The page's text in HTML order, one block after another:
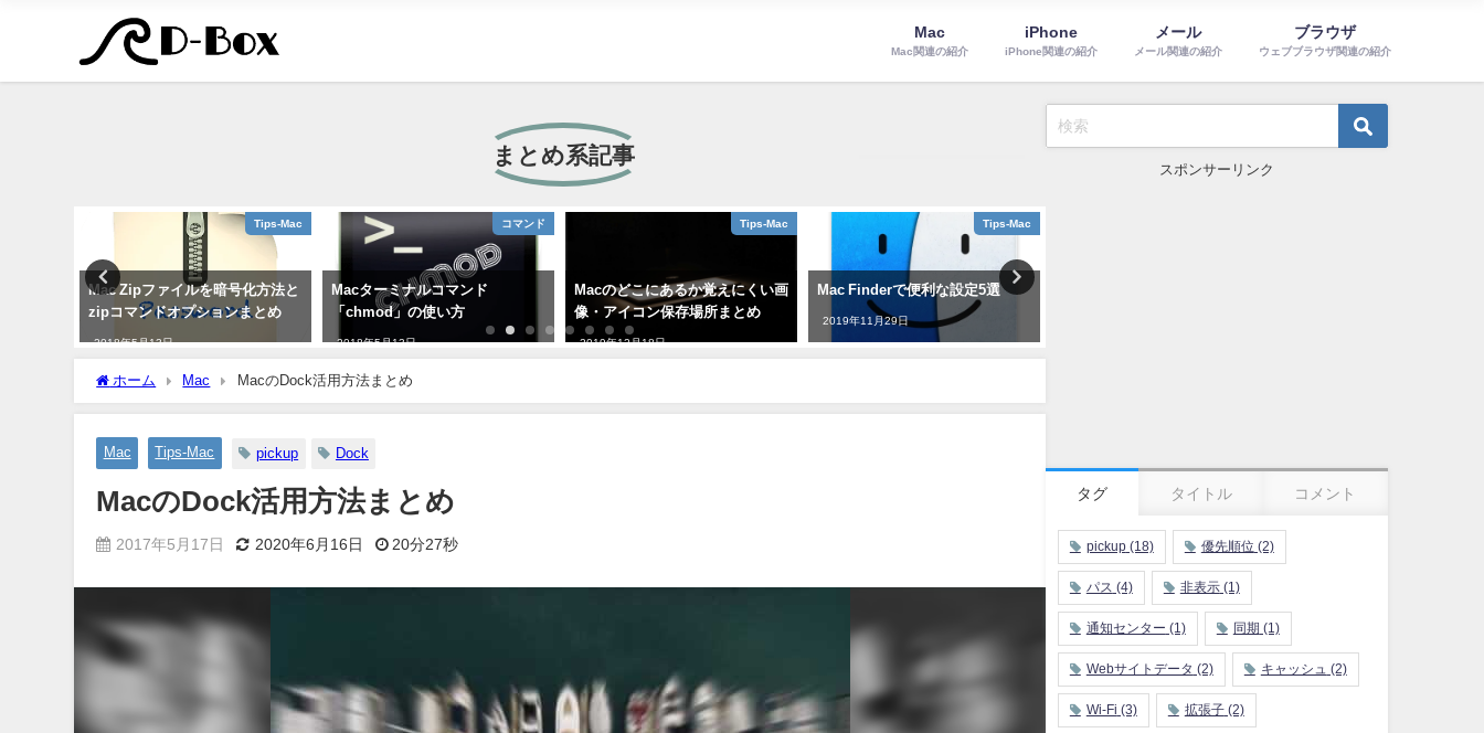
Mac
Mac関連の紹介
iPhone
iPhone関連の紹介
メール
メール関連の紹介
ブラウザ
ウェブブラウザ関連の紹介
まとめ系記事
Tips-Mac
Mac Zipファイルを暗号化方法と
zipコマンドオプションまとめ
2018年5月13日
コマンド
Macターミナルコマンド
「chmod」の使い方
2018年5月13日
Tips-Mac
Macのどこにあるか覚えにくい画
像・アイコン保存場所まとめ
2019年12月18日
Tips-Mac
Mac Finderで便利な設定5選
2019年11月29日
ホーム Mac MacのDock活用方法まとめ
Mac Tips-Mac pickup Dock
MacのDock活用方法まとめ
2017年5月17日 2020年6月16日 20分27秒
スポンサーリンク
タグ タイトル コメント
pickup(18) 優先順位 (2)
パス (4) 非表示(1)
通知センター (1) 同期 (1)
Webサイトデータ (2) キャッシュ (2)
Wi-Fi (3) 拡張子(2)